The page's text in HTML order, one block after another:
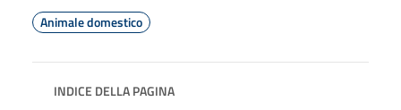
Animale domestico
INDICE DELLA PAGINA